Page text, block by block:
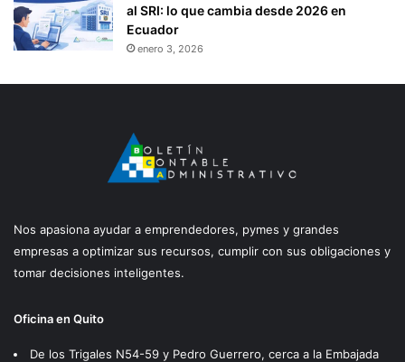
al SRI: lo que cambia desde 2026 en
Ecuador
enero 3, 2026
Nos apasiona ayudar a emprendedores, pymes y grandes
empresas a optimizar sus recursos, cumplir con sus obligaciones y
tomar decisiones inteligentes.
Oficina en Quito
De los Trigales N54-59 y Pedro Guerrero, cerca a la Embajada